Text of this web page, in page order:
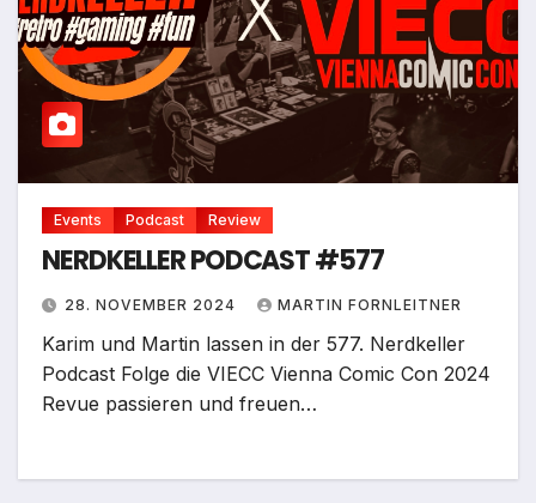
Events Podcast Review
NERDKELLER PODCAST #577
28. NOVEMBER 2024 MARTIN FORNLEITNER
Karim und Martin lassen in der 577. Nerdkeller
Podcast Folge die VIECC Vienna Comic Con 2024
Revue passieren und freuen…